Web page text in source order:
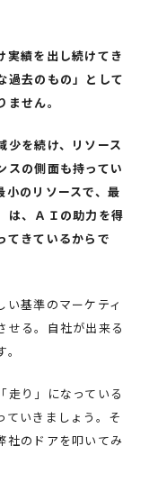
実績を出し続けてき
過去のもの」として
せん。
少を続け、リソース
スの側面も持ってい
小のリソースで、最
は、ＡＩの助力を得
てきているからで
い基準のマーケティ
せる。自社が出来る
走り」になっている
ていきましょう。そ
社のドアを叩いてみ